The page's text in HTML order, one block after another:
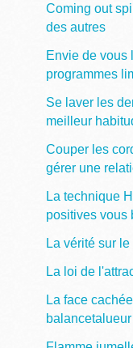
Coming out
des autres
Envie de vous
programmes
Se laver les
meilleur
Couper les
gérer une
La technique
positives vous
La vérité sur
La loi de
La face
balancetalueur